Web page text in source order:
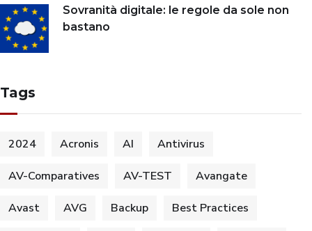
Sovranità digitale: le regole da sole non
bastano
Tags
2024 Acronis AI Antivirus
AV-Comparatives AV-TEST Avangate
Avast AVG Backup Best Practices